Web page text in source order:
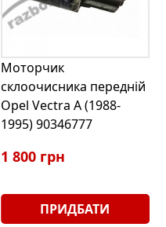
Моторчик
склоочисника передній
Opel Vectra A (1988-
1995) 90346777
1 800 грн
ПРИДБАТИ